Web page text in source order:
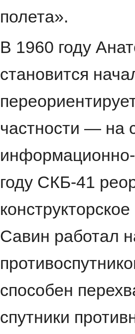
полета».
В 1960 году
становится
частности — на
году СКБ-41
Савин работал
способен
спутники